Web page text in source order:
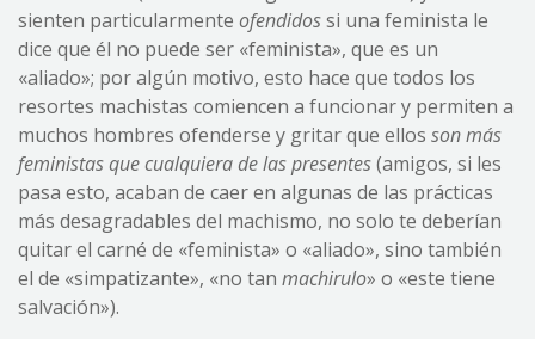
sienten particularmente ofendidossi una feminista le
dice que él no puede ser «feminista», que es un
«aliado»; por algún motivo, esto hace que todos los
resortes machistas comiencen a funcionar y permiten a
muchos hombres ofenderse y gritar que ellos son más
feministas que cualquiera de las presentes(amigos, si les
pasa esto, acaban de caer en algunas de las prácticas
más desagradables del machismo, no solo te deberían
quitar el carné de «feminista» o «aliado», sino también
el de «simpatizante», «no tan machirulo» o «este tiene
salvación»).